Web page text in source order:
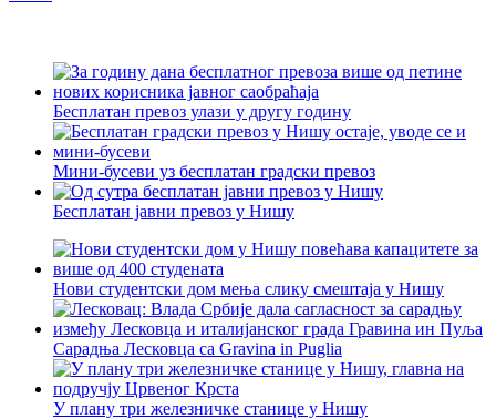
Бесплатан превоз улази у другу годину
Мини-бусеви уз бесплатан градски превоз
Бесплатан јавни превоз у Нишу
Нови студентски дом мења слику смештаја у Нишу
Сарадња Лесковца са Gravina in Puglia
У плану три железничке станице у Нишу